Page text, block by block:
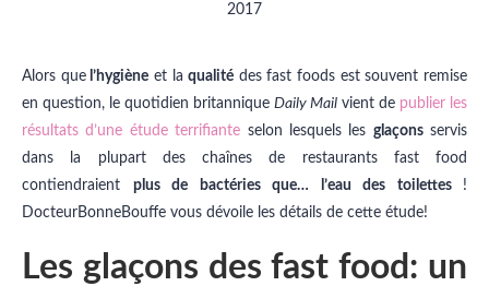
2017
Alors quel’hygiène et laqualité des fast foods est souvent remise
en question, le quotidien britannique Daily Mail vient de publier les
résultats d’une étude terrifiante selon lesquels les glaçonsservis
dans la plupart des chaînes de restaurants fast food
contiendraient plus de bactéries que… l’eau des toilettes !
DocteurBonneBouffe vous dévoile les détails de cette étude!
Les glaçons des fast food: un